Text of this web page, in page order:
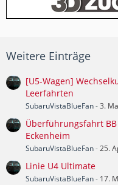
Weitere Einträge
[U5-Wagen]
Leerfahrten
SubaruVistaBlueFan-3.
Überführungsfahrt
Eckenheim
SubaruVistaBlueFan-25.
Linie U4 Ultimate
SubaruVistaBlueFan- 17.